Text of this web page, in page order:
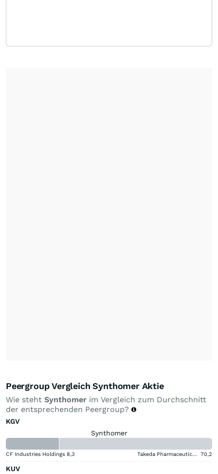
Peergroup Vergleich Synthomer Aktie
Wie steht Synthomer im Vergleich zum Durchschnitt
der entsprechenden Peergroup?
KGV
Synthomer
CF Industries Holdings 8,3 Takeda Pharmaceutical Aktie 70,2
KUV